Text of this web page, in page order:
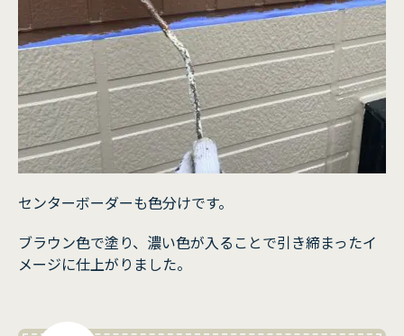
センターボーダーも色分けです。
ブラウン色で塗り、濃い色が入ることで引き締まったイ
メージに仕上がりました。